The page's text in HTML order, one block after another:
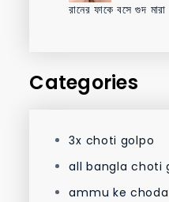
রানের ফাকে বসে গুদ মারা
Categories
3x choti golpo
all bangla choti
ammu ke choda